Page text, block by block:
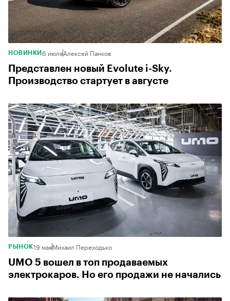
НОВИНКИ 6 июляАлексей Панков
Представлен новый Evolute i-Sky.
Производство стартует в августе
РЫНОК19 маяМихаил Переходько
UMO 5 вошел в топ продаваемых
электрокаров. Но его продажи не начались